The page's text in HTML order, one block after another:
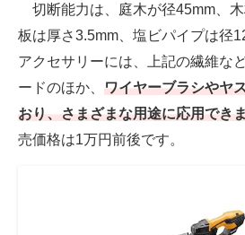
切断能力は、庭木が径45mm、
板は厚さ3.5mm、塩ビパイプは径
アクセサリーには、上記の繊維な
ードのほか、 ワイヤーブラシやヤ
おり、さまざまな用途に応用でき
売価格は1万円前後です。